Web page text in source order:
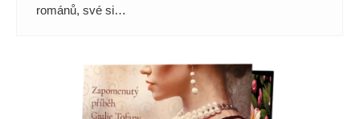
románů, své si…